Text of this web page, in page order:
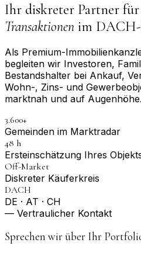
Ihr diskreter Partner für
Transaktionen im DACH-
Als Premium-
begleiten wir Investoren,
Bestandshalter bei Ankauf,
Wohn-, Zins- und
marktnah und auf Augenhöhe.
3.600+
Gemeinden im Marktradar
48 h
Erst­einschätzung Ihres
Off-Market
Diskreter Käuferkreis
DACH
DE · AT · CH
— Vertraulicher Kontakt
Sprechen wir über Ihr